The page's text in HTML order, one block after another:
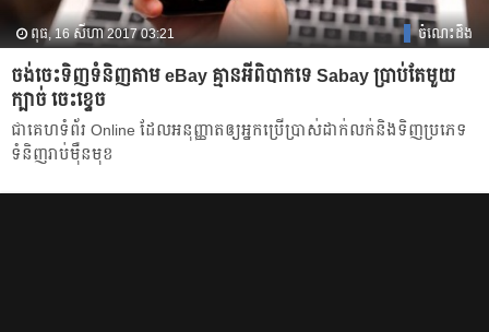
ពុធ, 16 សីហា 2017 03:21 ចំណេះដឹង
ចង់​ចេះ​ទិញ​ទំនិញ​តាម eBay គ្មាន​អី​ពិបាក​ទេ Sabay ប្រាប់តែ​មួយ​
ក្បាច់​ ចេះខ្ទេច
ជា​គេហទំព័រ​ Online ដែល​អនុញ្ញាត​ឲ្យ​អ្នក​ប្រើប្រាស់​ដាក់​លក់​និង​ទិញ​ប្រភេទ​
ទំនិញ​រាប់​ម៉ឺន​មុខ